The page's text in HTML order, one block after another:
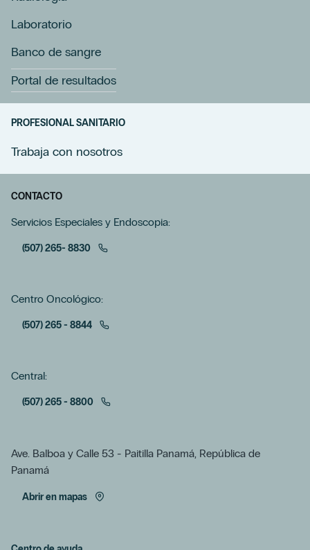
Laboratorio
Banco de sangre
Portal de resultados
PROFESIONAL SANITARIO
Trabaja con nosotros
CONTACTO
Servicios Especiales y Endoscopia:
(507) 265- 8830
Centro Oncológico:
(507) 265 - 8844
Central:
(507) 265 - 8800
Ave. Balboa y Calle 53 - Paitilla Panamá, República de
Panamá
Abrir en mapas